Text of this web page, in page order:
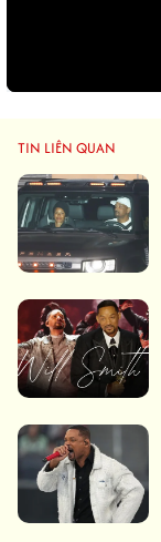
TIN LIÊN QUAN